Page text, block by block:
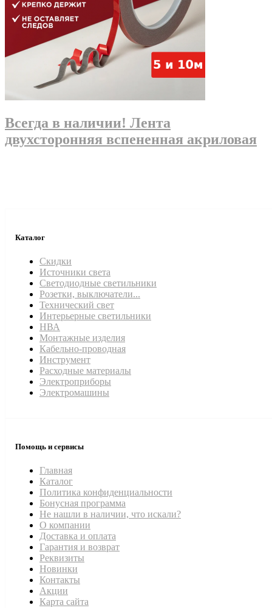
Всегда в наличии! Лента
двухсторонняя вспененная акриловая
Каталог
Скидки
Источники света
Светодиодные светильники
Розетки, выключатели...
Технический свет
Интерьерные светильники
НВА
Монтажные изделия
Кабельно-проводная
Инструмент
Расходные материалы
Электроприборы
Электромашины
Помощь и сервисы
Главная
Каталог
Политика конфиденциальности
Бонусная программа
Не нашли в наличии, что искали?
О компании
Доставка и оплата
Гарантия и возврат
Реквизиты
Новинки
Контакты
Акции
Карта сайта